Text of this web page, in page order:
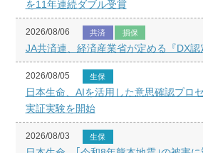
を11年連続ダブル受賞
2026/08/06 共済 損保
JA共済連、経済産業省が定める『DX認
2026/08/05 生保
日本生命、AIを活用した意思確認プロ
実証実験を開始
2026/08/03 生保